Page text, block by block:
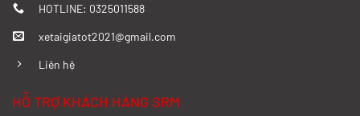
HOTLINE: 0325011588
xetaigiatot2021@gmail.com
Liên hệ
HỖ TRỢ KHÁCH HÀNG SRM